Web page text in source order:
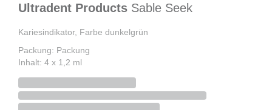
Ultradent Products Sable Seek
Kariesindikator, Farbe dunkelgrün
Packung: Packung
Inhalt: 4 x 1,2 ml